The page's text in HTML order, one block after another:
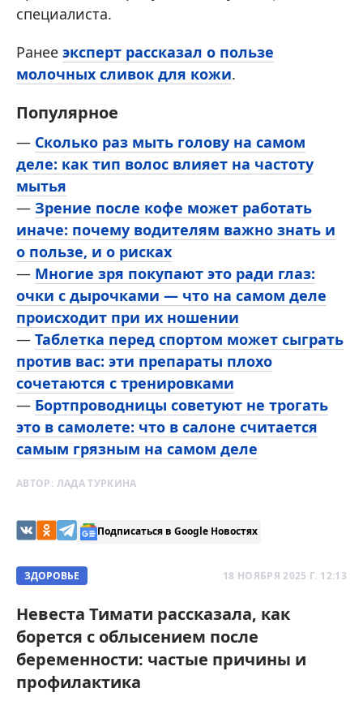
специалиста.
Ранее эксперт рассказал о пользе
молочных сливок для кожи.
Популярное
— Сколько раз мыть голову на самом
деле: как тип волос влияет на частоту
мытья
— Зрение после кофе может работать
иначе: почему водителям важно знать и
о пользе, и о рисках
— Многие зря покупают это ради глаз:
очки с дырочками — что на самом деле
происходит при их ношении
— Таблетка перед спортом может сыграть
против вас: эти препараты плохо
сочетаются с тренировками
— Бортпроводницы советуют не трогать
это в самолете: что в салоне считается
самым грязным на самом деле
АВТОР: ЛАДА ТУРКИНА
Подписаться в Google Новостях
ЗДОРОВЬЕ 18 НОЯБРЯ 2025 Г. 12:13
Невеста Тимати рассказала, как
борется с облысением после
беременности: частые причины и
профилактика